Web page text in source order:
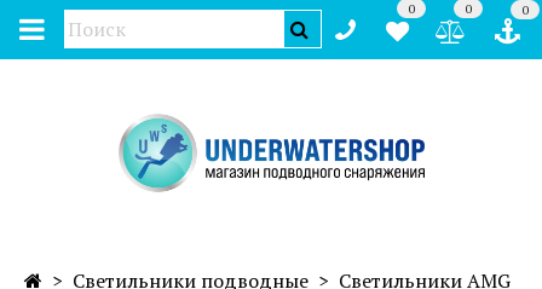
0 0 0
Светильники подводные
Светильники AMG